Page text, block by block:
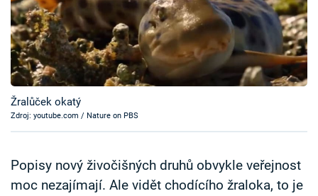
TV Program
Časopis
Sledujte prima+
Žralůček okatý
Zdroj: youtube.com / Nature on PBS
Popisy nový živočišných druhů obvykle veřejnost
moc nezajímají. Ale vidět chodícího žraloka, to je